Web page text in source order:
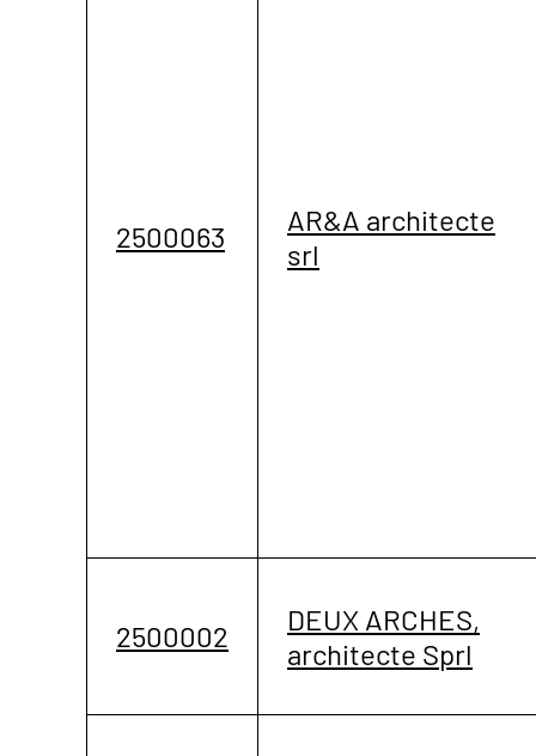
2500063
AR&A architecte
srl
2500002
DEUX ARCHES,
architecte Sprl